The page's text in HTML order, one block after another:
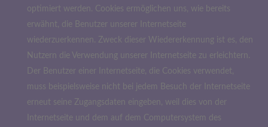
optimiert werden. Cookies ermöglichen uns, wie bereits
erwähnt, die Benutzer unserer Internetseite
wiederzuerkennen. Zweck dieser Wiedererkennung ist es, den
Nutzern die Verwendung unserer Internetseite zu erleichtern.
Der Benutzer einer Internetseite, die Cookies verwendet,
muss beispielsweise nicht bei jedem Besuch der Internetseite
erneut seine Zugangsdaten eingeben, weil dies von der
Internetseite und dem auf dem Computersystem des